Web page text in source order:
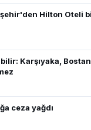
Hilton Oteli
Karşıyaka,
ceza yağdı